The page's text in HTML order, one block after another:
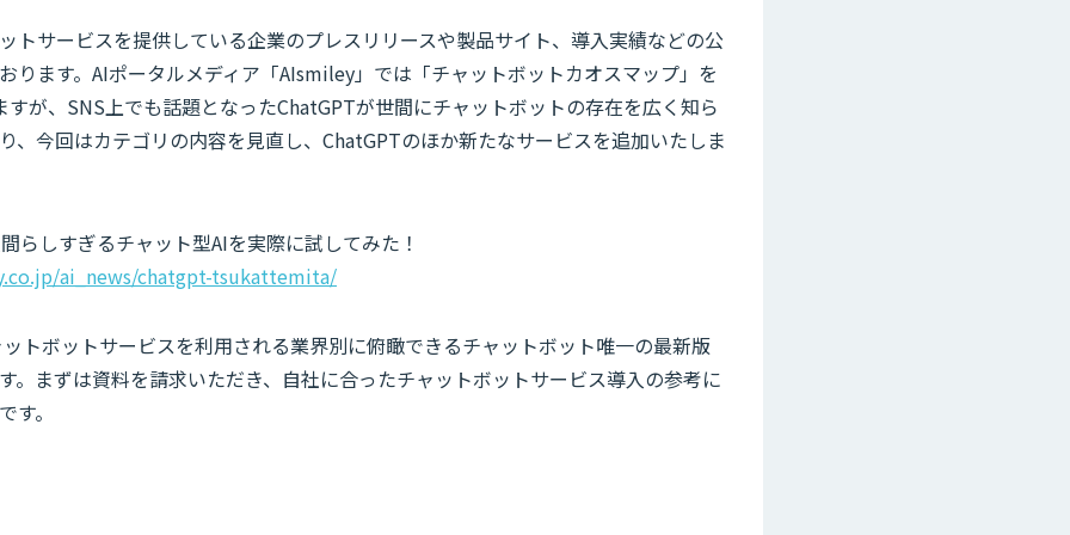
トサービスを提供している企業のプレスリリースや製品サイト、導入実績などの公
ります。AIポータルメディア「AIsmiley」では「チャットボットカオスマップ」を
が、SNS上でも話題となったChatGPTが世間にチャットボットの存在を広く知ら
、今回はカテゴリの内容を見直し、ChatGPTのほか新たなサービスを追加いたしま
らしすぎるチャット型AIを実際に試してみた！
ai_news/chatgpt-tsukattemita/
トボットサービスを利用される業界別に俯瞰できるチャットボット唯一の最新版
。まずは資料を請求いただき、自社に合ったチャットボットサービス導入の参考に
す。